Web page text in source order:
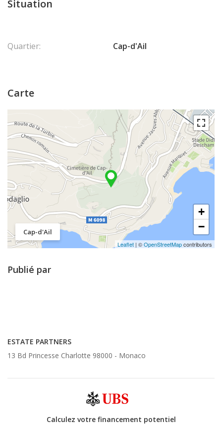
Situation
Quartier: Cap-d'Ail
Carte
Cap-d'Ail
+
−
Leaflet | ©OpenStreetMapcontributors
Publié par
ESTATE PARTNERS
13 Bd Princesse Charlotte 98000 - Monaco
Calculez votre financement potentiel